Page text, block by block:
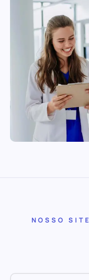
NOSSO SITE